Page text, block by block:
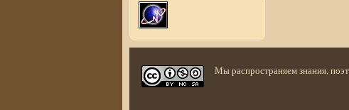
Мы распространяем знания,